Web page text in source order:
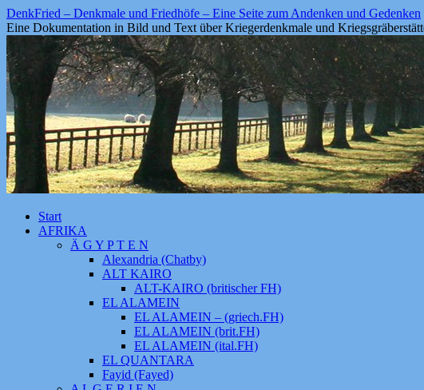
Zum
Inhalt
springen
DenkFried – Denkmale und Friedhöfe – Eine Seite zum Andenken und Gedenken
Eine Dokumentation in Bild und Text über Kriegerdenkmale und
Start
AFRIKA
Ä G Y P T E N
Alexandria (Chatby)
ALT KAIRO
ALT-KAIRO (britischer FH)
EL ALAMEIN
EL ALAMEIN – (griech.FH)
EL ALAMEIN (brit.FH)
EL ALAMEIN (ital.FH)
EL QUANTARA
Fayid (Fayed)